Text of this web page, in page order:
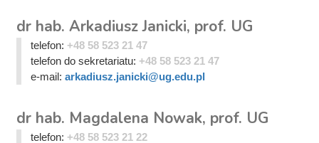
dr hab. Arkadiusz Janicki, prof. UG
telefon: +48 58 523 21 47
telefon do sekretariatu: +48 58 523 21 47
e-mail: arkadiusz.janicki@ug.edu.pl
dr hab. Magdalena Nowak, prof. UG
telefon: +48 58 523 21 22